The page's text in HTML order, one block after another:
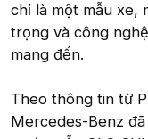
chỉ là một mẫu xe,
trọng và công
mang đến.
Theo thông tin từ
Mercedes-Benz